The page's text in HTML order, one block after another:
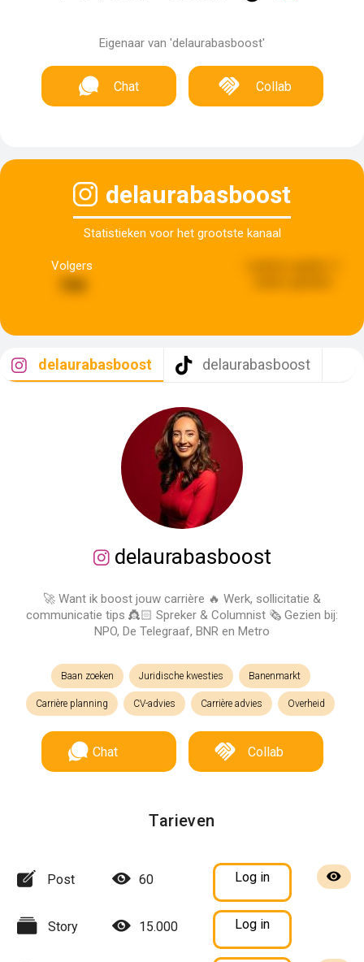
Eigenaar van 'delaurabasboost'
Chat Collab
delaurabasboost
Statistieken voor het grootste kanaal
Volgers
delaurabasboost delaurabasboost
delaurabasboost
🚀 Want ik boost jouw carrière 🔥 Werk, sollicitatie &
communicatie tips 👸🏻 Spreker & Columnist 🗞️ Gezien bij:
NPO, De Telegraaf, BNR en Metro
Baan zoeken Juridische kwesties Banenmarkt
Carrière planning CV-advies Carrière advies Overheid
Chat Collab
Tarieven
Post 60 Log in
Story 15.000 Log in